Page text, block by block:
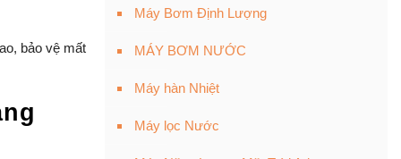
bảo vệ mất
Máy Bơm Định Lượng
MÁY BƠM NƯỚC
Máy hàn Nhiệt
Máy lọc Nước